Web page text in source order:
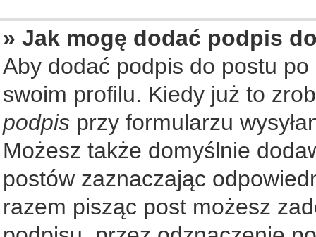
» Jak mogę dodać podpis
Aby dodać podpis do postu
swoim profilu. Kiedy już to
podpis przy formularzu
Możesz także domyślnie
postów zaznaczając
razem pisząc post możesz